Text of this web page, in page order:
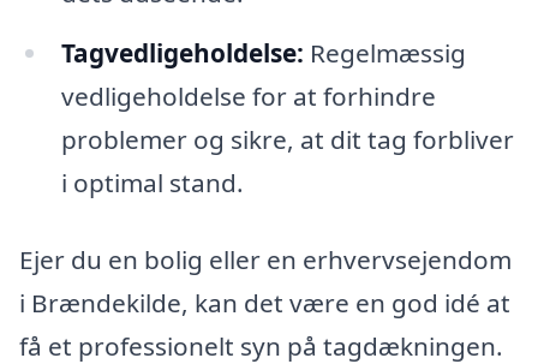
Tagvedligeholdelse: Regelmæssig
vedligeholdelse for at forhindre
problemer og sikre, at dit tag forbliver
i optimal stand.
Ejer du en bolig eller en erhvervsejendom
i Brændekilde, kan det være en god idé at
få et professionelt syn på tagdækningen.